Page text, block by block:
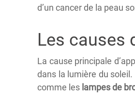
d’un cancer de la peau
Les causes
La cause principale
dans la lumière du
comme les lampes de